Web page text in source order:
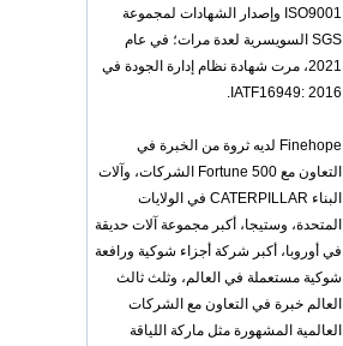
OEM ODM
polyurethane material
unique helmets design
PU Foam Head Guard
- COPY - gdfoa2
Changing Basket
Bamboo Pad Vegan
Leather Baby
Changing Mat Baby
Changing Pad - COPY
- b1s6qg
Custom Black Forged
Carbon Fiber Steering
Wheel Racing Sport
ISO9001 وإصدار الشهادات لمجموعة
SGS السويسرية لعدة مرات؛ في عام
2021، مرت شهادة نظام إدارة الجودة في
IATF16949: 2016.
Finehope لديه ثروة من الخبرة في
التعاون مع Fortune 500 الشركات، وآلات
البناء CATERPILLAR في الولايات
المتحدة، وستيجا، أكبر مجموعة آلات حديقة
في أوروبا، أكبر شركة أجزاء شوكية ورافعة
شوكية مستعملة في العالم، وثلث ثالث
العالم خبرة في التعاون مع الشركات
العالمية المشهورة مثل ماركة اللياقة